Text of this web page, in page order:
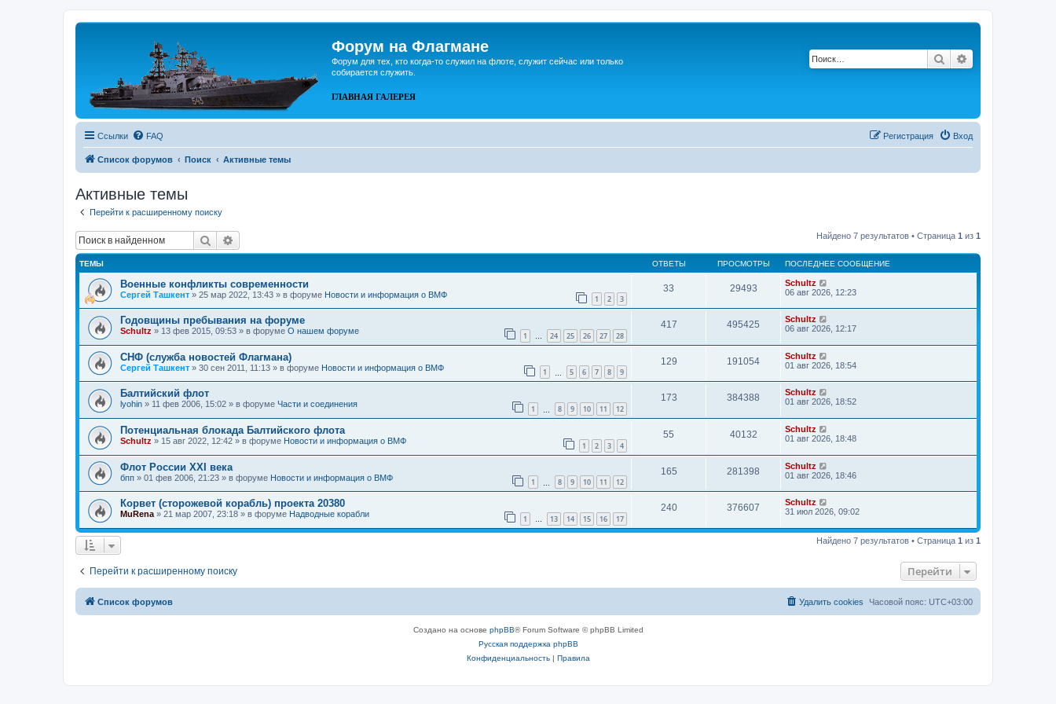
Форум на Флагмане
Форум для тех, кто когда-то служил на флоте, служит сейчас или только
собирается служить.
ГЛАВНАЯ ГАЛЕРЕЯ
Поиск
Ссылки FAQ Вход
Регистрация
Список форумов Поиск Активные темы
Активные темы
Перейти к расширенному поиску
Поиск Найдено 7 результатов • Страница 1 из 1
ТЕМЫ ОТВЕТЫ ПРОСМОТРЫ ПОСЛЕДНЕЕ СООБЩЕНИЕ
Военные конфликты современности
Сергей Ташкент » 25 мар 2022, 13:43 » в форуме Новости и информация о ВМФ 1 2 3
33 29493
Schultz
06 авг 2026, 12:23
Годовщины пребывания на форуме
Schultz » 13 фев 2015, 09:53 » в форуме О нашем форуме 1 … 24 25 26 27 28
417 495425
Schultz
06 авг 2026, 12:17
СНФ (служба новостей Флагмана)
Сергей Ташкент » 30 сен 2011, 11:13 » в форуме Новости и информация о ВМФ 1 5 6 7 8 9
129 191054
Schultz
01 авг 2026, 18:54
Балтийский флот
lyohin » 11 фев 2006, 15:02 » в форуме Части и соединения 1 8 9 10 11 12
173 384388
Schultz
01 авг 2026, 18:52
Потенциальная блокада Балтийского флота
Schultz » 15 авг 2022, 12:42 » в форуме Новости и информация о ВМФ 1 2 3 4
55 40132
Schultz
01 авг 2026, 18:48
Флот России ХХI века
бпп » 01 фев 2006, 21:23 » в форуме Новости и информация о ВМФ 1 8 9 10 11 12
165 281398
Schultz
01 авг 2026, 18:46
Корвет (сторожевой корабль) проекта 20380
MuRena » 21 мар 2007, 23:18 » в форуме Надводные корабли 1 … 13 14 15 16 17
240 376607
Schultz
31 июл 2026, 09:02
Найдено 7 результатов • Страница 1 из 1
Перейти к расширенному поиску Перейти
Список форумов Часовой пояс: UTC+03:00
Удалить cookies
Создано на основе phpBB® Forum Software © phpBB Limited
Русская поддержка phpBB
Конфиденциальность| Правила